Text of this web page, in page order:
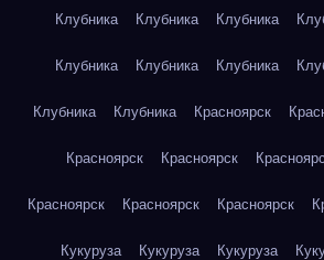
Клубника Клубника Клубника
Клубника Клубника Клубника
Клубника Клубника Красноярск
Красноярск Красноярск
Красноярск Красноярск Красноярск
Кукуруза Кукуруза Кукуруза